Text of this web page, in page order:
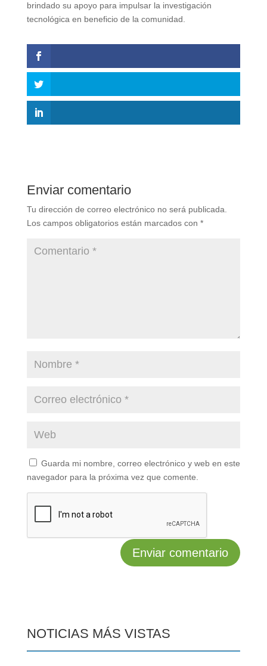
brindado su apoyo para impulsar la investigación
tecnológica en beneficio de la comunidad.
Enviar comentario
Tu dirección de correo electrónico no será publicada.
Los campos obligatorios están marcados con *
Guarda mi nombre, correo electrónico y web en este
navegador para la próxima vez que comente.
NOTICIAS MÁS VISTAS